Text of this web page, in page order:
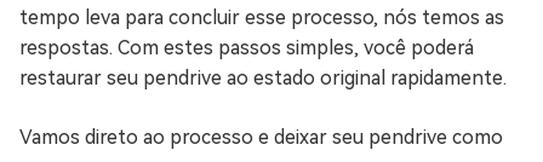
tempo leva para concluir esse processo, nós temos as
respostas. Com estes passos simples, você poderá
restaurar seu pendrive ao estado original rapidamente.
Vamos direto ao processo e deixar seu pendrive como